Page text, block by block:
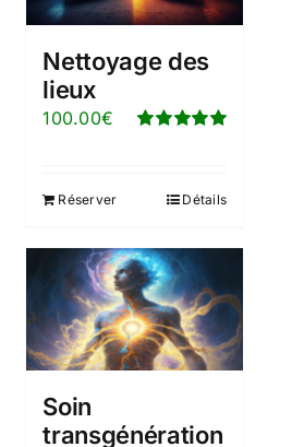
Nettoyage des
lieux
100.00€
Réserver Détails
Soin
transgénération